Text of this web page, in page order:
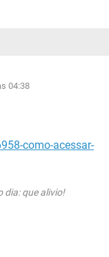
04:38
como-acessar-
dia: que alivio!